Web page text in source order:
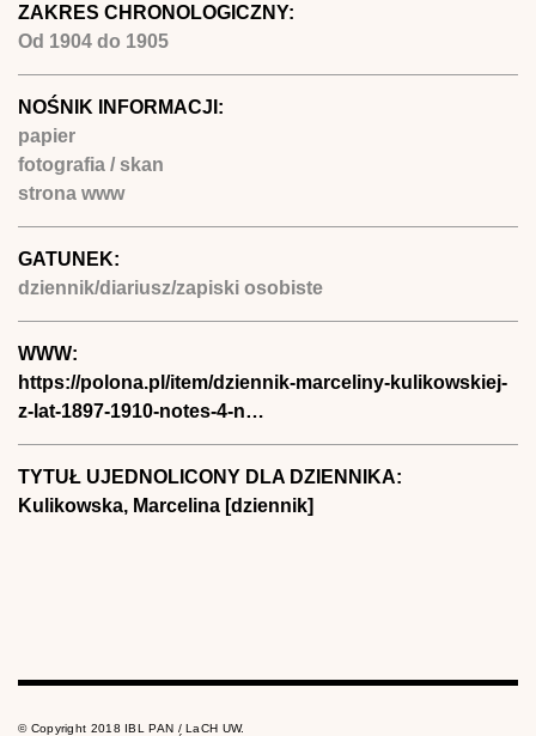
ZAKRES CHRONOLOGICZNY:
Od 1904 do 1905
NOŚNIK INFORMACJI:
papier
fotografia / skan
strona www
GATUNEK:
dziennik/diariusz/zapiski osobiste
WWW:
https://polona.pl/item/dziennik-marceliny-kulikowskiej-
z-lat-1897-1910-notes-4-n…
TYTUŁ UJEDNOLICONY DLA DZIENNIKA:
Kulikowska, Marcelina [dziennik]
© Copyright 2018 IBL PAN / LaCH UW.